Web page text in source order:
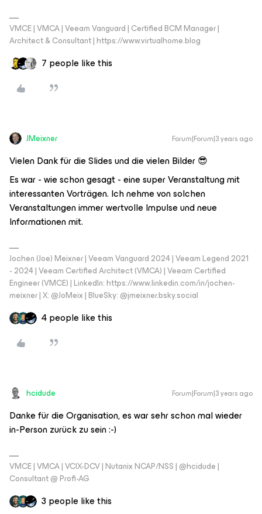
VMCE | VMCA | Veeam Vanguard | Certified BCM Manager |
Architect & Consultant | https://www.virtualhome.blog
7 people like this
JMeixner Forum|Forum|3 years ago
Vielen Dank für die Slides und die vielen Bilder 😎
Es war - wie schon gesagt - eine super Veranstaltung mit
interessanten Vorträgen. Ich nehme von solchen
Veranstaltungen immer wertvolle Impulse und neue
Informationen mit.
Jochen (Joe) Meixner | Veeam Vanguard 2024 | Veeam Legend 2021
- 2024 | Veeam Certified Architect (VMCA) | Veeam Certified
Engineer (VMCE) | LinkedIn: https://www.linkedin.com/in/jochen-
meixner | X: @JoMeix | BlueSky: @jmeixner.bsky.social
4 people like this
hcidude Forum|Forum|3 years ago
Danke für die Organisation, es war sehr schon mal wieder
in-Person zurück zu sein :-)
VMCE | VMCA | VCIX-DCV | Nutanix NCAP/NSS | @hcidude |
Consultant @ Profi-AG
3 people like this